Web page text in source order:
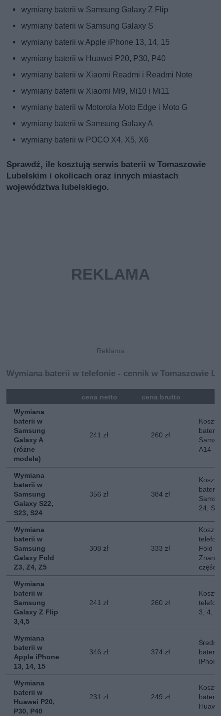
wymiany baterii w Samsung Galaxy Z Flip
wymiany baterii w Samsung Galaxy S
wymiany baterii w Apple iPhone 13, 14, 15
wymiany baterii w Huawei P20, P30, P40
wymiany baterii w Xiaomi Readmi i Readmi Note
wymiany baterii w Xiaomi Mi9, Mi10 i Mi11
wymiany baterii w Motorola Moto Edge i Moto G
wymiany baterii w Samsung Galaxy A
wymiany baterii w POCO X4, X5, X6
Sprawdź, ile kosztują serwis baterii w Tomaszowie
Lubelskim i okolicach oraz innych miastach
województwa lubelskiego.
Wymiana baterii w telefonie - cennik w Tomaszowie
cena netto cena brutto
Wymiana
baterii w
Samsung
Galaxy A
(różne
modele)
241 zł 260 zł
Koszt
baterii
A14
Wymiana
baterii w
Samsung
Galaxy S22,
S23, S24
356 zł 384 zł
Koszt
baterii
24,
Wymiana
baterii w
Samsung
Galaxy Fold
Z3, Z4, Z5
308 zł 333 zł
Koszt
Fold
Znany
części.
Wymiana
baterii w
Samsung
Galaxy Z Flip
3,4,5
241 zł 260 zł
Koszt
3, 4,
Wymiana
baterii w
Apple iPhone
13, 14, 15
346 zł 374 zł
Średni
baterii
Wymiana
baterii w
Huawei P20,
P30, P40
231 zł 249 zł
Koszt
baterii